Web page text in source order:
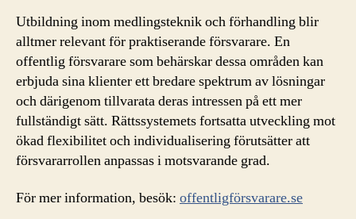
Utbildning inom medlingsteknik och förhandling blir
alltmer relevant för praktiserande försvarare. En
offentlig försvarare som behärskar dessa områden kan
erbjuda sina klienter ett bredare spektrum av lösningar
och därigenom tillvarata deras intressen på ett mer
fullständigt sätt. Rättssystemets fortsatta utveckling mot
ökad flexibilitet och individualisering förutsätter att
försvararrollen anpassas i motsvarande grad.
För mer information, besök: offentligförsvarare.se